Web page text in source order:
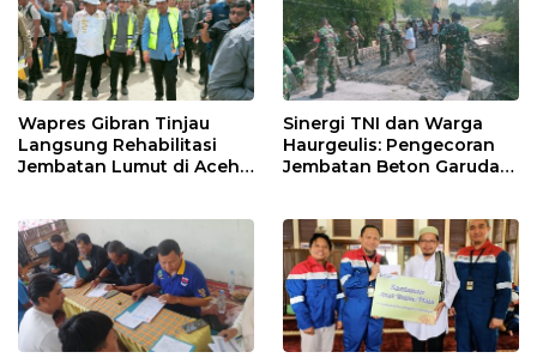
Wapres Gibran Tinjau
Langsung Rehabilitasi
Jembatan Lumut di Aceh
Sinergi TNI dan Warga
Haurgeulis: Pengecoran
Jembatan Beton Garuda